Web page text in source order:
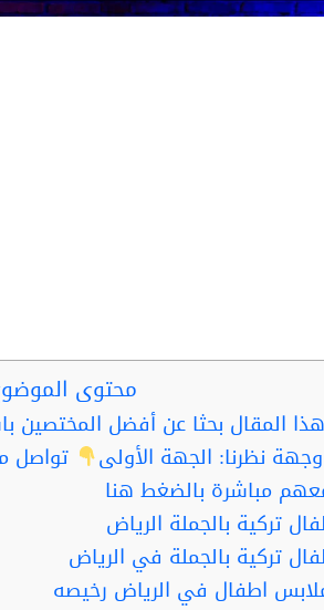
محتوى
المقال بحثا عن أفضل المختصين
نظرنا: الجهة الأولى
تواصل
مباشرة بالضغط هنا
تركية بالجملة الرياض
تركية بالجملة في الرياض
اطفال في الرياض رخيصه